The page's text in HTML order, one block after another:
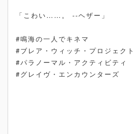
「こわい……。 --ヘザー」
#鳴海の一人でキネマ
#ブレア・ウィッチ・プロジェクト
#パラノーマル・アクティビティ
#グレイヴ・エンカウンターズ